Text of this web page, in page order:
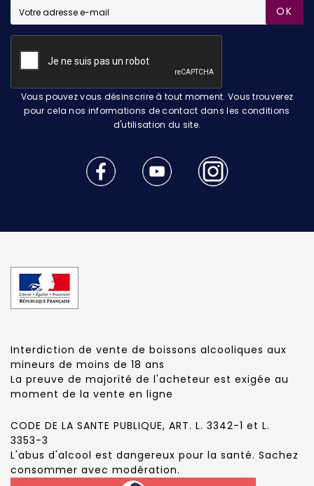
OK
Vous pouvez vous désinscrire à tout moment. Vous trouverez
pour cela nos informations de contact dans les conditions
d'utilisation du site.
Interdiction de vente de boissons alcooliques aux
mineurs de moins de 18 ans
La preuve de majorité de l'acheteur est exigée au
moment de la vente en ligne
CODE DE LA SANTE PUBLIQUE, ART. L. 3342-1 et L.
3353-3
L'abus d'alcool est dangereux pour la santé. Sachez
consommer avec modération.